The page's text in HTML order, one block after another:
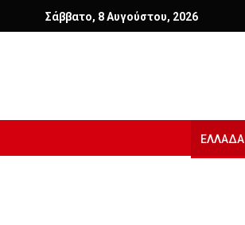
Σάββατο, 8 Αυγούστου, 2026
ΕΛΛΑΔΑ